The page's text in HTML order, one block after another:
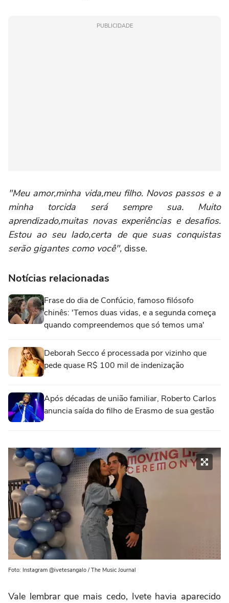
PUBLICIDADE
"Meu amor,minha vida,meu filho. Novos passos e a
minha torcida será sempre sua. Muito
aprendizado,muitas novas experiências e desafios.
Estou ao seu lado,certa de que suas conquistas
serão gigantes como você", disse.
Notícias relacionadas
Frase do dia de Confúcio, famoso filósofo
chinês: 'Temos duas vidas, e a segunda começa
quando compreendemos que só temos uma'
Deborah Secco é processada por vizinho que
pede quase R$ 100 mil de indenização
Após décadas de união familiar, Roberto Carlos
anuncia saída do filho de Erasmo de sua gestão
Foto: Instagram @ivetesangalo / The Music Journal
Vale lembrar que mais cedo, Ivete havia aparecido